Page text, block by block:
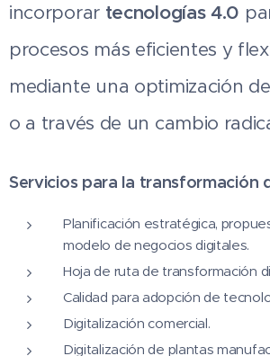
incorporar tecnologías 4.0
procesos más eficientes y
mediante una optimización
o a través de un cambio
Servicios para la transformación
Planificación estratégica,
modelo de negocios digitales.
Hoja de ruta de transformación
Calidad para adopción de
Digitalización comercial.
Digitalización de plantas